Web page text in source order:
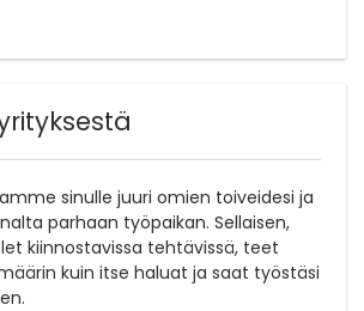
sinulle juuri omien toiveidesi ja
parhaan työpaikan. Sellaisen,
kiinnostavissa tehtävissä, teet
kuin itse haluat ja saat työstäsi